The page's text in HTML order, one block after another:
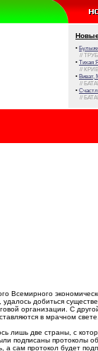
•
//
• Тихая
//
• Виват,
//
•
//
Всемирного
добиться
организации. С
в мрачном свете.
лишь две страны, с
подписаны протоколы
а сам протокол будет